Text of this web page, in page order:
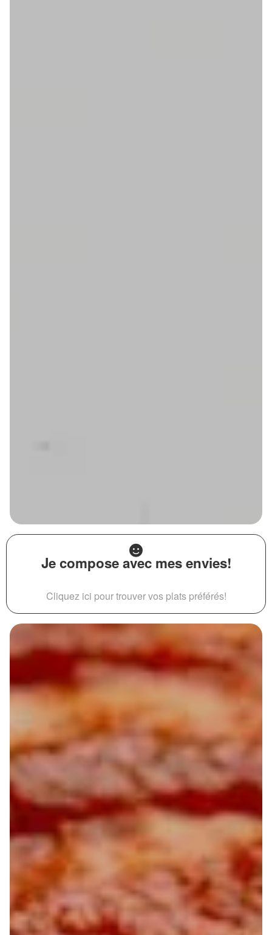
Je compose avec mes envies!
Cliquez ici pour trouver vos plats préférés!